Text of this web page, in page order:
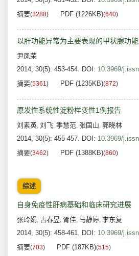
摘要(3288) PDF (1226KB)(640)
以肝功能异常为主要表现的甲状腺功
尹凤荣
2014, 30(5): 453-454. DOI: 10.3969/
摘要(5361) PDF (1235KB)(872)
原发性系统性淀粉样变性1例报告
刘素英, 刘飞, 季慧范, 张国山, 郭晓林
2014, 30(5): 455-457. DOI: 10.3969/
摘要(3462) PDF (1388KB)(860)
综述
自身免疫性肝病基础和临床研究进展
张玲娟, 古春昱, 胥佳, 马静婷, 李东复
2014, 30(5): 458-461. DOI: 10.3969/
摘要(703) PDF (187KB)(515)